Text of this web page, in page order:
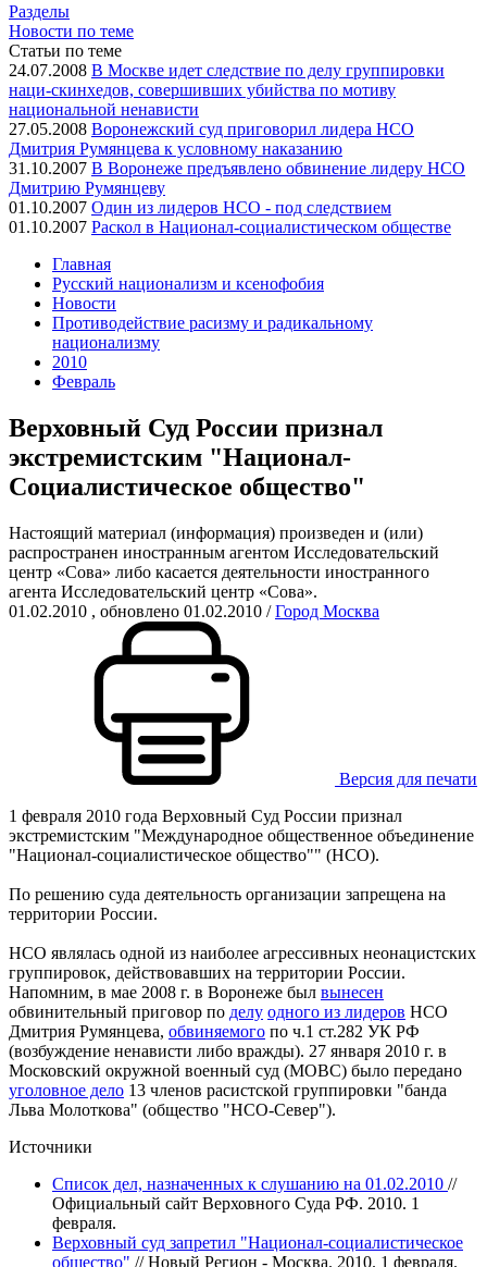
Разделы
Новости по теме
Статьи по теме
24.07.2008 В Москве идет следствие по делу группировки
наци-скинхедов, совершивших убийства по мотиву
национальной ненависти
27.05.2008 Воронежский суд приговорил лидера НСО
Дмитрия Румянцева к условному наказанию
31.10.2007 В Воронеже предъявлено обвинение лидеру НСО
Дмитрию Румянцеву
01.10.2007 Один из лидеров НСО - под следствием
01.10.2007 Раскол в Национал-социалистическом обществе
Главная
Русский национализм и ксенофобия
Новости
Противодействие расизму и радикальному
национализму
2010
Февраль
Верховный Суд России признал
экстремистским "Национал-
Социалистическое общество"
Настоящий материал (информация) произведен и (или)
распространен иностранным агентом Исследовательский
центр «Сова» либо касается деятельности иностранного
агента Исследовательский центр «Сова».
01.02.2010 , обновлено 01.02.2010 /Город Москва
Версия для печати
1 февраля 2010 года Верховный Суд России признал
экстремистским "Международное общественное объединение
"Национал-социалистическое общество"" (НСО).
По решению суда деятельность организации запрещена на
территории России.
НСО являлась одной из наиболее агрессивных неонацистских
группировок, действовавших на территории России.
Напомним, в мае 2008 г. в Воронеже был вынесен
обвинительный приговор по делу одного из лидеров НСО
Дмитрия Румянцева, обвиняемого по ч.1 ст.282 УК РФ
(возбуждение ненависти либо вражды). 27 января 2010 г. в
Московский окружной военный суд (МОВС) было передано
уголовное дело 13 членов расистской группировки "банда
Льва Молоткова" (общество "НСО-Север").
Источники
Список дел, назначенных к слушанию на 01.02.2010 //
Официальный сайт Верховного Суда РФ. 2010. 1
февраля.
Верховный суд запретил "Национал-социалистическое
общество" // Новый Регион - Москва. 2010. 1 февраля.